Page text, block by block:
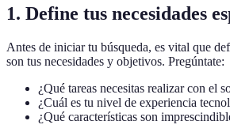
1. Define tus necesidades
Antes de iniciar tu búsqueda, es vital que
son tus necesidades y objetivos. Pregúntate:
¿Qué tareas necesitas realizar con el
¿Cuál es tu nivel de experiencia
¿Qué características son